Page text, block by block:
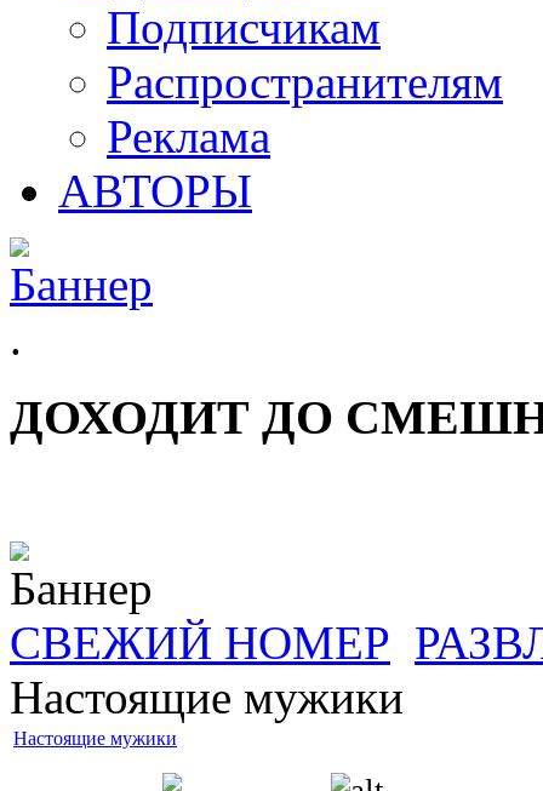
Подписчикам
Распространителям
Реклама
АВТОРЫ
.
ДОХОДИТ ДО
СВЕЖИЙ НОМЕР
Настоящие мужики
Настоящие мужики